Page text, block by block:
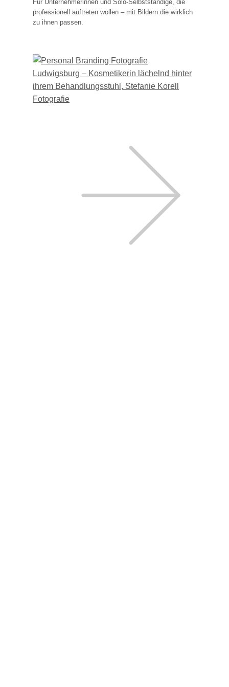
Für Unternehmerinnen und Solo-Selbstständige, die
professionell auftreten wollen – mit Bildern die wirklich
zu ihnen passen.